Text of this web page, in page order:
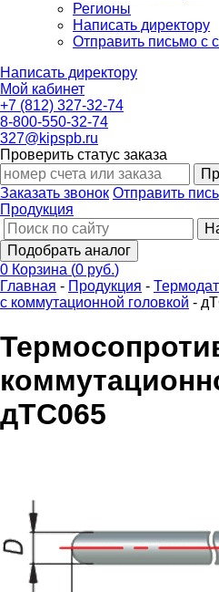
Регионы
Написать директору
Отправить письмо с
Написать директору
Мой кабинет
+7 (812) 327-32-74
8-800-550-32-74
327@kipspb.ru
Проверить статус заказа
Заказать звонок Отправить
Продукция
Подобрать аналог
0 Корзина (0 руб.)
Главная - Продукция -
с коммутационной головкой -
дТС065